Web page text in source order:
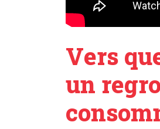
Vers
un